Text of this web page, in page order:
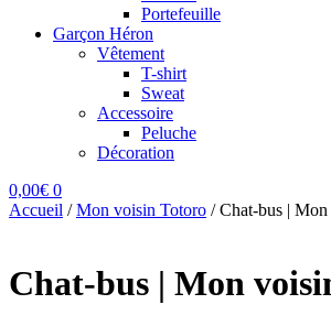
Portefeuille
Garçon Héron
Vêtement
T-shirt
Sweat
Accessoire
Peluche
Décoration
0,00€ 0
Accueil /Mon voisin Totoro /Chat-bus |
Chat-bus | Mon